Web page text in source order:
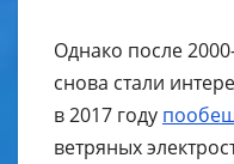
Однако после
снова стали
в 2017 году
ветряных